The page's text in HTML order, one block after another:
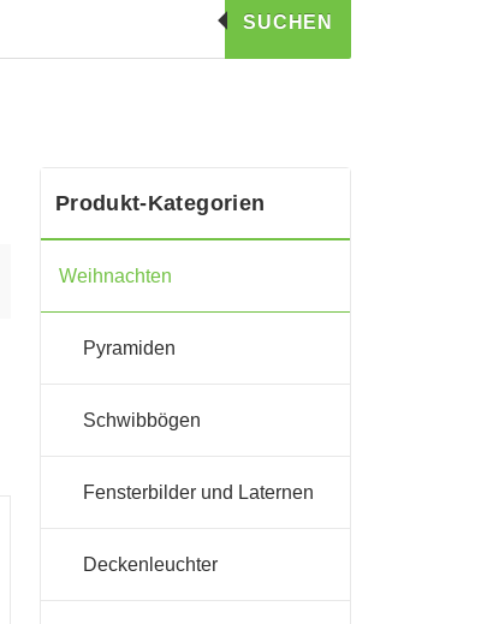
SUCHEN
Produkt-Kategorien
Weihnachten
Pyramiden
Schwibbögen
Fensterbilder und Laternen
Deckenleuchter